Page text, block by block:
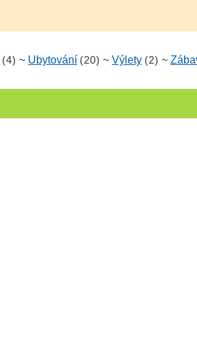
(4) ~ Ubytování (20) ~ Výlety (2) ~